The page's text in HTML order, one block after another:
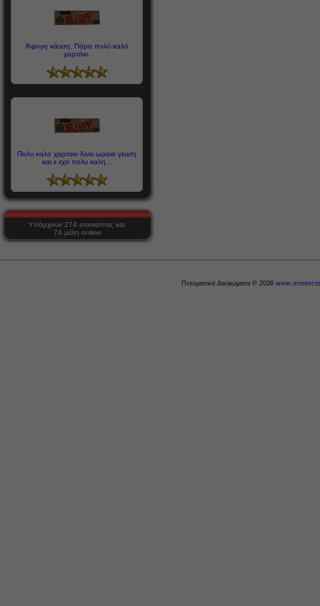
Άψογη κάυση. Πάρα πολύ καλό
χαρτάκι.
Πολυ καλο χαρτακι δινει ωραια γευση
και ε εχει πολυ καλη...
Υπάρχουν 274 επισκέπτες και
74 μέλη online
Πνευματικά Δικαιώματα © 2026